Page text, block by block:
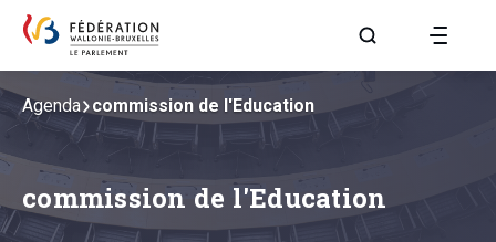
Aller à la page
commission de l'Education
Agenda commission de l'Education